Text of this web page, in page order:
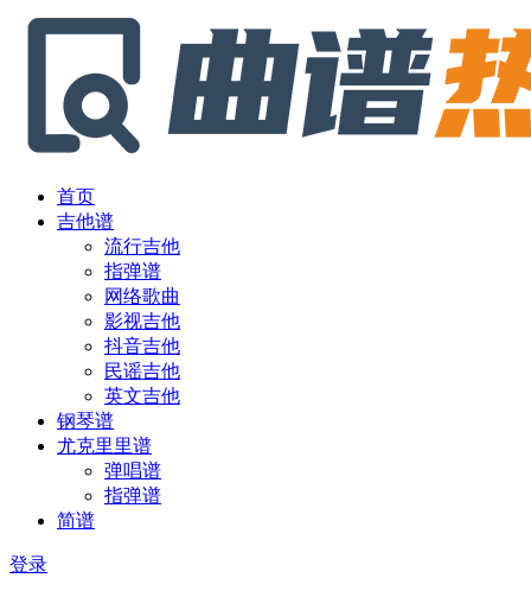
首页
吉他谱
流行吉他
指弹谱
网络歌曲
影视吉他
抖音吉他
民谣吉他
英文吉他
钢琴谱
尤克里里谱
弹唱谱
指弹谱
简谱
登录